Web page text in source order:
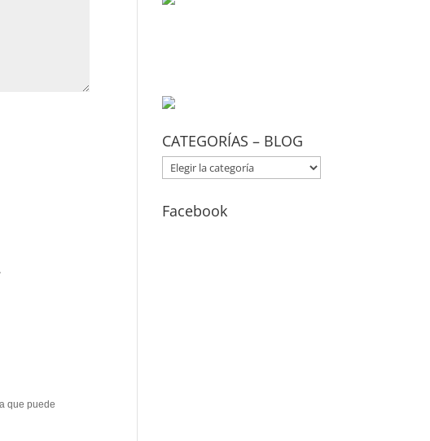
que puede
CATEGORÍAS – BLOG
CATEGORÍAS
–
BLOG
Facebook